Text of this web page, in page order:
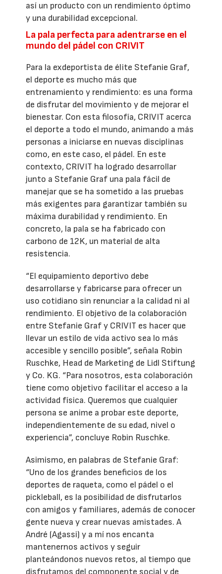
así un producto con un rendimiento óptimo
y una durabilidad excepcional.
La pala perfecta para adentrarse en el
mundo del pádel con CRIVIT
Para la exdeportista de élite Stefanie Graf,
el deporte es mucho más que
entrenamiento y rendimiento: es una forma
de disfrutar del movimiento y de mejorar el
bienestar. Con esta filosofía, CRIVIT acerca
el deporte a todo el mundo, animando a más
personas a iniciarse en nuevas disciplinas
como, en este caso, el pádel. En este
contexto, CRIVIT ha logrado desarrollar
junto a Stefanie Graf una pala fácil de
manejar que se ha sometido a las pruebas
más exigentes para garantizar también su
máxima durabilidad y rendimiento. En
concreto, la pala se ha fabricado con
carbono de 12K, un material de alta
resistencia.
“El equipamiento deportivo debe
desarrollarse y fabricarse para ofrecer un
uso cotidiano sin renunciar a la calidad ni al
rendimiento. El objetivo de la colaboración
entre Stefanie Graf y CRIVIT es hacer que
llevar un estilo de vida activo sea lo más
accesible y sencillo posible”, señala Robin
Ruschke, Head de Marketing de Lidl Stiftung
y Co. KG. “Para nosotros, esta colaboración
tiene como objetivo facilitar el acceso a la
actividad física. Queremos que cualquier
persona se anime a probar este deporte,
independientemente de su edad, nivel o
experiencia”, concluye Robin Ruschke.
Asimismo, en palabras de Stefanie Graf:
“Uno de los grandes beneficios de los
deportes de raqueta, como el pádel o el
pickleball, es la posibilidad de disfrutarlos
con amigos y familiares, además de conocer
gente nueva y crear nuevas amistades. A
André (Agassi) y a mí nos encanta
mantenernos activos y seguir
planteándonos nuevos retos, al tiempo que